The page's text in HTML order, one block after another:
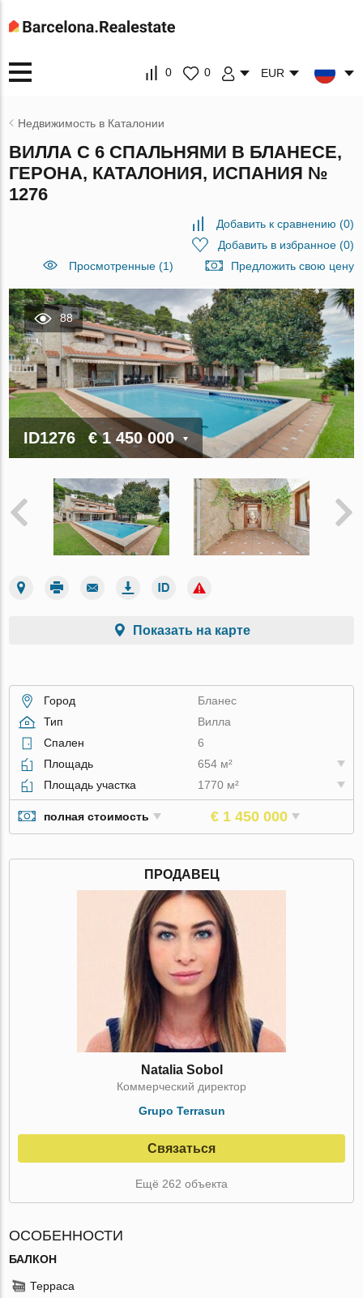
0 0 EUR
Недвижимость в Каталонии
ВИЛЛА С 6 СПАЛЬНЯМИ В БЛАНЕСЕ,
ГЕРОНА, КАТАЛОНИЯ, ИСПАНИЯ №
1276
Добавить к сравнению (0)
Добавить в избранное(0)
Просмотренные (1)
Предложить свою цену
88
ID1276 € 1 450 000
Показать на карте
Город
Бланес
Тип
Вилла
Спален
6
Площадь
654 м²
Площадь участка
1770 м²
полная стоимость € 1 450 000
ПРОДАВЕЦ
Natalia Sobol
Коммерческий директор
Grupo Terrasun
Связаться
Ещё 262 объекта
ОСОБЕННОСТИ
БАЛКОН
Терраса